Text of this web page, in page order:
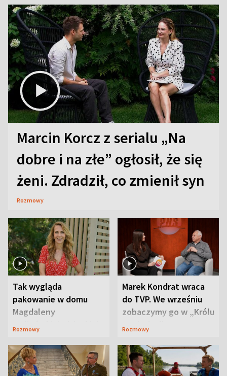
Marcin Korcz z serialu „Na
dobre i na złe” ogłosił, że się
żeni. Zdradził, co zmienił syn
Rozmowy
Tak wygląda
pakowanie w domu
Magdaleny
Waligórskiej-Lisieckiej.
Rozmowy
Marek Kondrat wraca
do TVP. We wrześniu
zobaczymy go w „Królu
Maciusiu I”
Rozmowy